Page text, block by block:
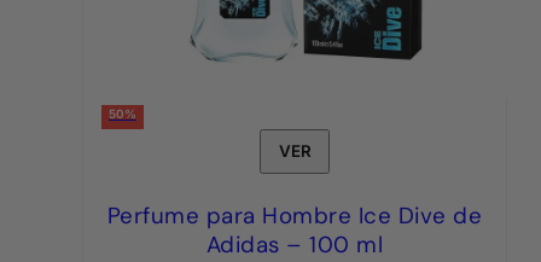
50%
VER
Perfume para Hombre Ice Dive de
Adidas – 100 ml